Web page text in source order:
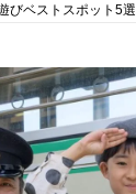
びベストスポット5選